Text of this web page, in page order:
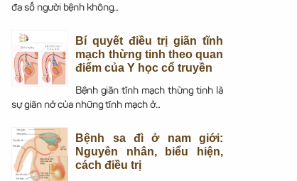
đa số người bệnh không...
Bí quyết điều trị giãn tĩnh
mạch thừng tinh theo quan
điểm của Y học cổ truyền
Bệnh giãn tĩnh mạch thừng tinh là
sự giãn nở của những tĩnh mạch ở...
Bệnh sa đì ở nam giới:
Nguyên nhân, biểu hiện,
cách điều trị